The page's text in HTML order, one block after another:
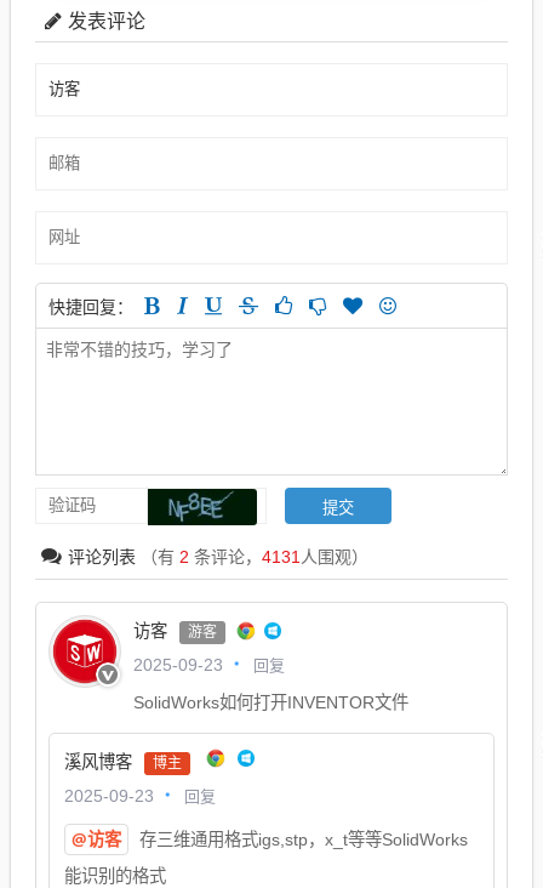
发表评论
快捷回复：
评论列表 （有 2 条评论， 4131人围观）
访客 游客
2025-09-23 回复
SolidWorks如何打开INVENTOR文件
溪风博客 博主
2025-09-23 回复
@访客
存三维通用格式igs,stp，x_t等等SolidWorks
能识别的格式